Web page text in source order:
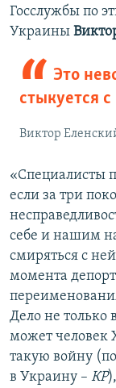
Госслужбы по
Украины
Это
стыкуется
Виктор
«Специалисты
если за три
себе и нашим
смиряться с
момента
Дело не только
может человек
такую войну
в Украину – КР